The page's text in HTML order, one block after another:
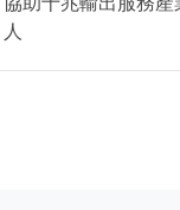
人